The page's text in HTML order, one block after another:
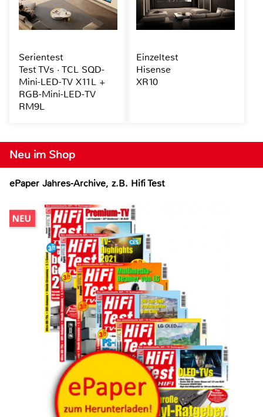
Neu im Shop
ePaper Jahres-Archive, z.B. Hifi Test
Serientest
Test TVs · TCL SQD-
Mini-LED-TV X11L +
RGB-Mini-LED-TV
RM9L
Einzeltest
Hisense
XR10